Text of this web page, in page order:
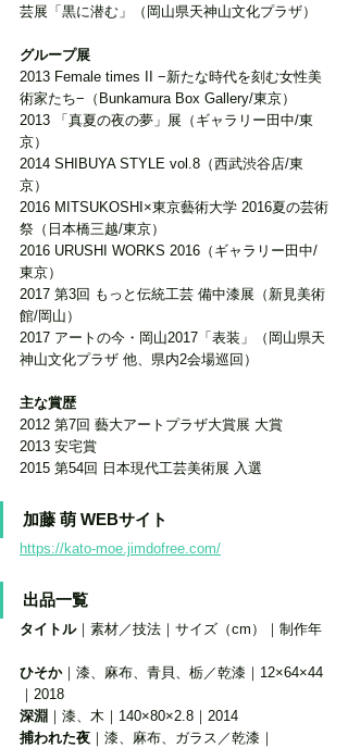
芸展「黒に潜む」（岡山県天神山文化プラザ）
グループ展
2013 Female times II −新たな時代を刻む女性美
術家たち−（Bunkamura Box Gallery/東京）
2013 「真夏の夜の夢」展（ギャラリー田中/東
京）
2014 SHIBUYA STYLE vol.8（西武渋谷店/東
京）
2016 MITSUKOSHI×東京藝術大学 2016夏の芸術
祭（日本橋三越/東京）
2016 URUSHI WORKS 2016（ギャラリー田中/
東京）
2017 第3回 もっと伝統工芸 備中漆展（新見美術
館/岡山）
2017 アートの今・岡山2017「表装」（岡山県天
神山文化プラザ 他、県内2会場巡回）
主な賞歴
2012 第7回 藝大アートプラザ大賞展 大賞
2013 安宅賞
2015 第54回 日本現代工芸美術展 入選
加藤 萌 WEBサイト
https://kato-moe.jimdofree.com/
出品一覧
タイトル｜素材／技法｜サイズ（cm）｜制作年
ひそか｜漆、麻布、青貝、栃／乾漆｜12×64×44
｜2018
深淵 ｜漆、木｜140×80×2.8｜2014
捕われた夜 ｜漆、麻布、ガラス／乾漆｜